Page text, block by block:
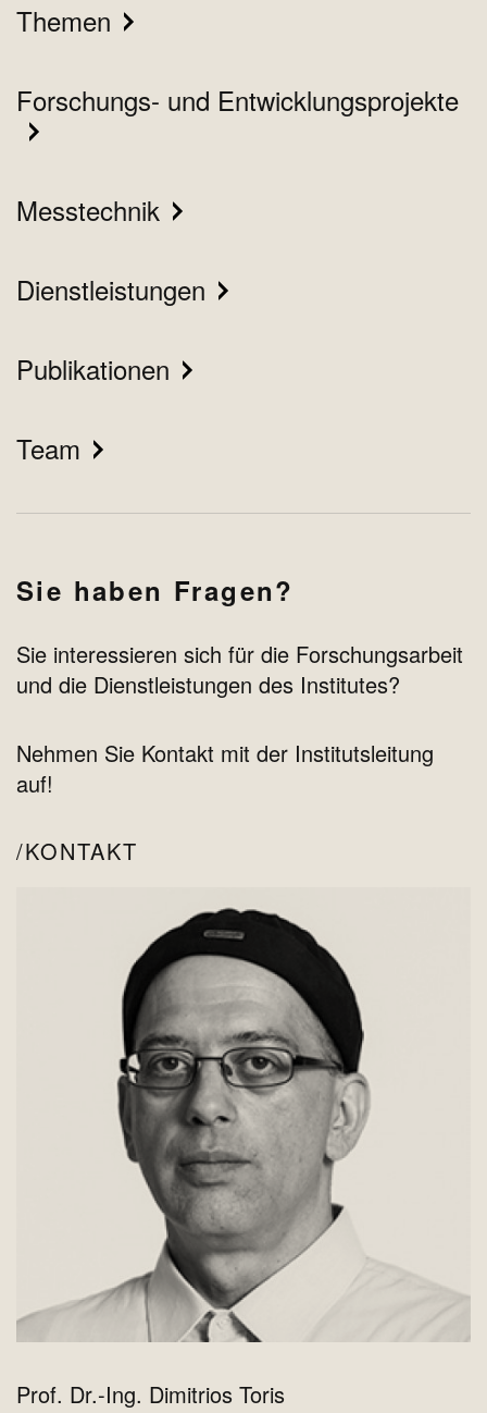
Themen
Forschungs- und Entwicklungsprojekte
Messtechnik
Dienstleistungen
Publikationen
Team
Sie haben Fragen?
Sie interessieren sich für die Forschungsarbeit
und die Dienstleistungen des Institutes?
Nehmen Sie Kontakt mit der Institutsleitung
auf!
KONTAKT
Prof. Dr.-Ing. Dimitrios Toris